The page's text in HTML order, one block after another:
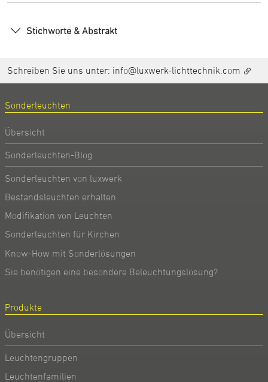
Stichworte & Abstrakt
Schreiben Sie uns unter: info@luxwerk-lichttechnik.com
Sonderleuchten
Übersicht
Sonderleuchten-Blog
Sonderleuchten von luxwerk
Bestandsleuchten erhalten
Modifikation von Leuchten
Sonderleuchten für Kirchen
Know-How mit Sonderlösungen
Sie benötigen eine besondere Beleuchtungslösung?
Produkte
Übersicht
Leuchtengruppen
Leuchtenfamilien